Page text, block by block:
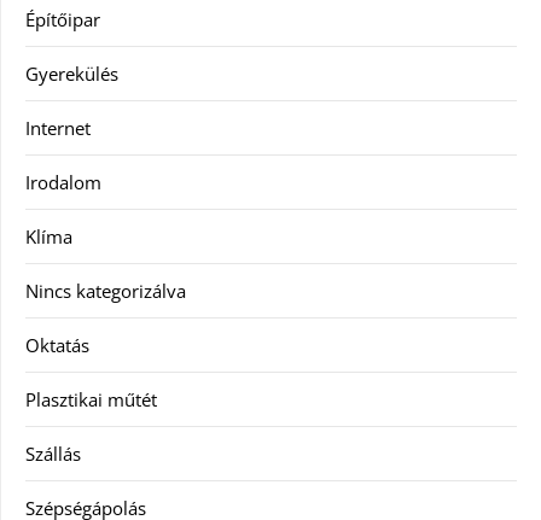
Építőipar
Gyerekülés
Internet
Irodalom
Klíma
Nincs kategorizálva
Oktatás
Plasztikai műtét
Szállás
Szépségápolás